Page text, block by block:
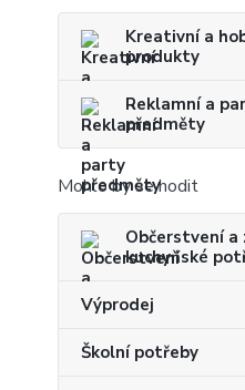
Kreativní a
produkty
Reklamní a
předměty
Mohlo by se hodit
Občerstvení a
kuchyňské
Výprodej
Školní potřeby